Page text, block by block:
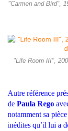
"Carmen and Bird",
"Life Room III",
Autre référence
de Paula Rego
notamment sa
inédites qu’il lui a